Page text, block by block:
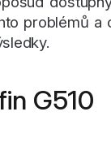
problémů
G510